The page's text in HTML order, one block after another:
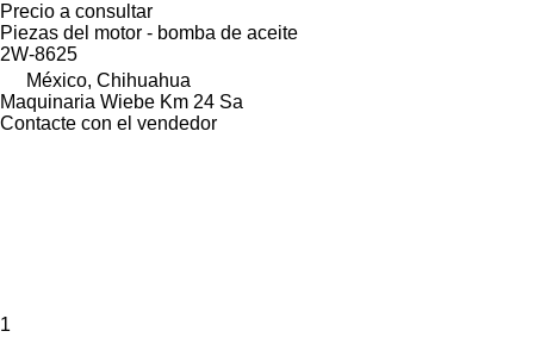
Precio a consultar
Piezas del motor - bomba de aceite
2W-8625
México, Chihuahua
Maquinaria Wiebe Km 24 Sa
Contacte con el vendedor
1